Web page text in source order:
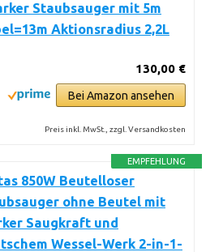
Staubsauger mit 5m
Aktionsradius 2,2L
130,00 €
Bei Amazon ansehen
Preis inkl. MwSt., zzgl. Versandkosten
EMPFEHLUNG
850W Beutelloser
ohne Beutel mit
Saugkraft und
Wessel-Werk 2-in-1-